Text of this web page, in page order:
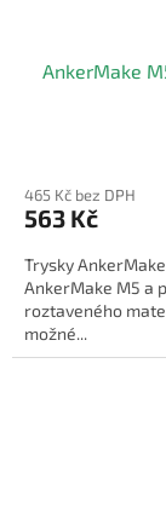
AnkerMake
465 Kč bez DPH
563 Kč
Trysky
AnkerMake M5 a
roztaveného
možné...